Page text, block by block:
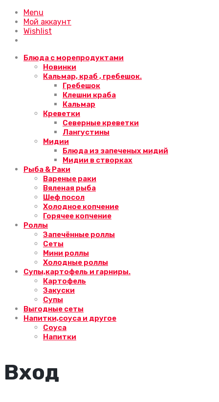
Menu
Мой аккаунт
Wishlist
Блюда с морепродуктами
Новинки
Кальмар, краб , гребешок.
Гребешок
Клешни краба
Кальмар
Креветки
Северные креветки
Лангустины
Мидии
Блюда из запеченых мидий
Мидии в створках
Рыба & Раки
Вареные раки
Вяленая рыба
Шеф посол
Холодное копчение
Горячее копчение
Роллы
Запечённые роллы
Сеты
Мини роллы
Холодные роллы
Супы,картофель и гарниры.
Картофель
Закуски
Супы
Выгодные сеты
Напитки,соуса и другое
Соуса
Напитки
Вход